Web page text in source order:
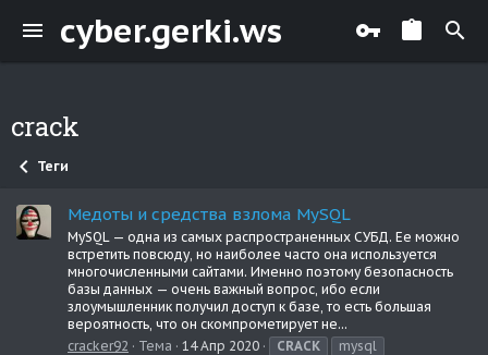
cyber.gerki.ws
crack
Теги
Медоты и средства взлома MySQL
MySQL — одна из самых распространенных СУБД. Ее можно
встретить повсюду, но наиболее часто она используется
многочисленными сайтами. Именно поэтому безопасность
базы данных — очень важный вопрос, ибо если
злоумышленник получил доступ к базе, то есть большая
вероятность, что он скомпрометирует не...
cracker92
Тема 14 Апр 2020 CRACK
mysql